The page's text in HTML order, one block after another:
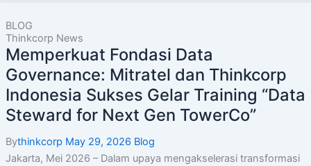
BLOG
Thinkcorp News
Memperkuat Fondasi Data
Governance: Mitratel dan Thinkcorp
Indonesia Sukses Gelar Training “Data
Steward for Next Gen TowerCo”
Bythinkcorp May 29, 2026 Blog
Jakarta, Mei 2026 – Dalam upaya mengakselerasi transformasi